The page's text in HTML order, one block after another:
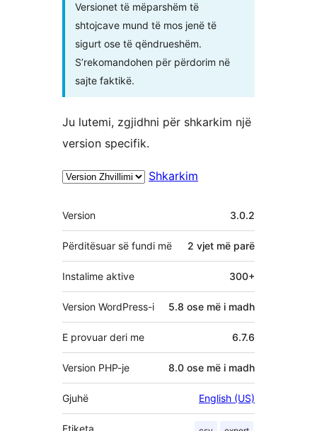
Versionet të mëparshëm të
shtojcave mund të mos jenë të
sigurt ose të qëndrueshëm.
S’rekomandohen për përdorim në
sajte faktikë.
Ju lutemi, zgjidhni për shkarkim një
version specifik.
Shkarkim
Të
tjera
Version 3.0.2
Përditësuar së fundi më 2 vjet më parë
Instalime aktive 300+
Version WordPress-i 5.8 ose më i madh
E provuar deri me 6.7.6
Version PHP-je 8.0 ose më i madh
Gjuhë English (US)
Etiketa